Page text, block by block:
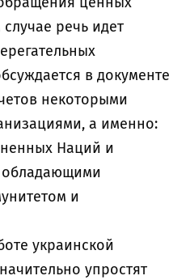
речь идет
в документе
некоторыми
а именно:
Наций и
обладающими
и
украинской
упростят